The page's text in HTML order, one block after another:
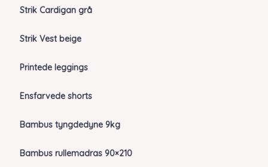
Strik Cardigan grå
Strik Vest beige
Printede leggings
Ensfarvede shorts
Bambus tyngdedyne 9kg
Bambus rullemadras 90×210